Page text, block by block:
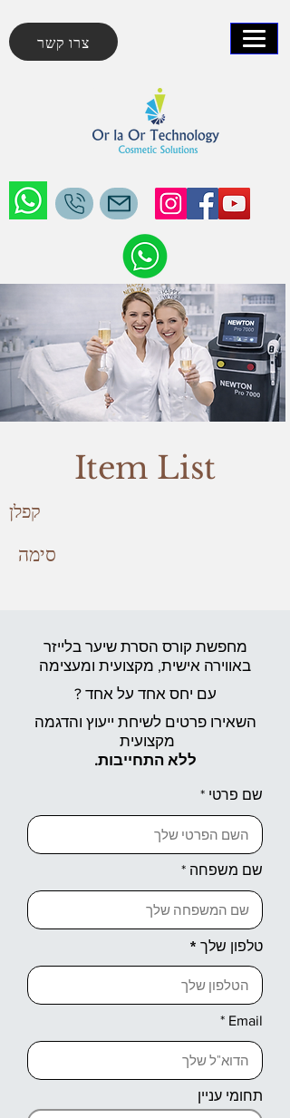
צרו קשר
Item List
קפלן
סימה
מחפשת קורס הסרת שיער בלייזר
באווירה אישית, מקצועית ומעצימה
עם יחס אחד על אחד ?
השאירו פרטים לשיחת ייעוץ והדגמה
מקצועית
ללא התחייבות.
שם פרטי
שם משפחה
טלפון שלך
Email
תחומי עניין